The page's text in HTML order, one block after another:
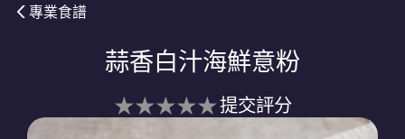
專業食譜
蒜香白汁海鮮意粉
没提交評分